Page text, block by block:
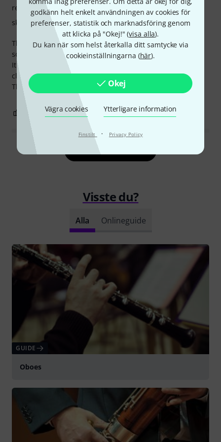
godkänn helt enkelt användningen av cookies för
preferenser, statistik och marknadsföring genom
att klicka på "Okej!" (visa alla).
Du kan när som helst återkalla ditt samtycke via
cookieinställningarna (här).
Okej
Vägra cookies Ytterligare information
Finstilt · Privacy Policy
The Thomann Cleaning Rod C-Sopran Recorder is a great
solid, durable and effective cleaning Rod.
It has a diameter of 2cm (uncompressed) and i use it to
clean tubes bigger than 1cm.
This is a great Cleaning Rod specialy for Pennywhistles.
rengörande effekt
skyddande
0 ANMÄL RECENSION
Läs alla recensioner
Visste du?
Alla Onlineguide
GUIDE
Oboes